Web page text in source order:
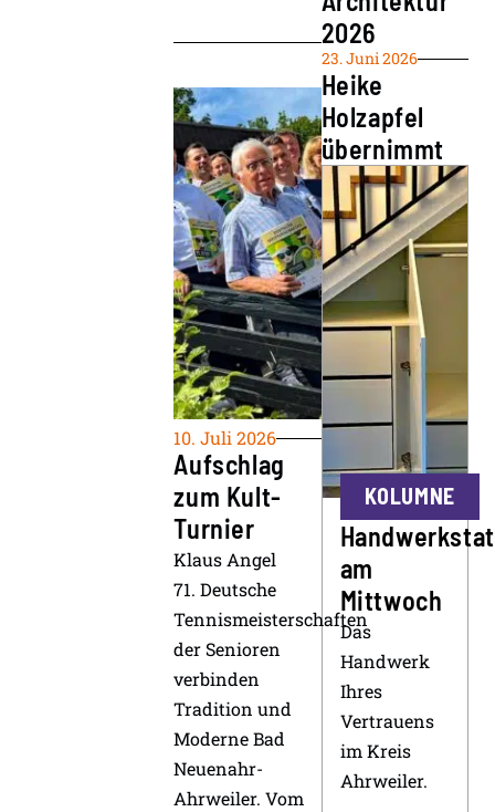
2026
23. Juni 2026
Heike
Holzapfel
übernimmt
KOLUMNE
am
Mittwoch
Das
Handwerk
Ihres
Vertrauens
im Kreis
Ahrweiler.
10. Juli 2026
Aufschlag
zum Kult-
Turnier
Klaus Angel
71. Deutsche
Tennismeisterschaften
der Senioren
verbinden
Tradition und
Moderne Bad
Neuenahr-
Ahrweiler. Vom